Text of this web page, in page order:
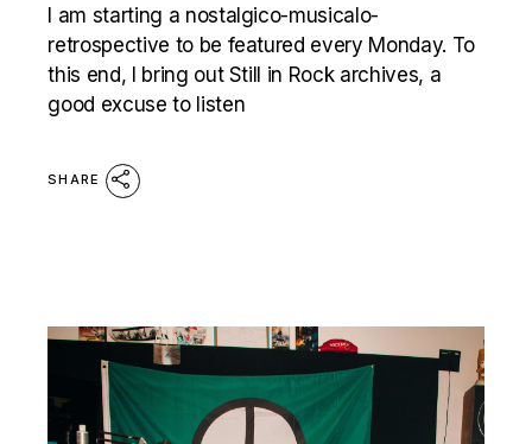
I am starting a nostalgico-musicalo-
retrospective to be featured every Monday. To
this end, I bring out Still in Rock archives, a
good excuse to listen
SHARE